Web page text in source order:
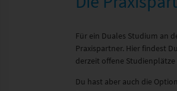
Für ein Duales Studium an
Praxispartner. Hier findest
derzeit offene
Du hast aber auch die